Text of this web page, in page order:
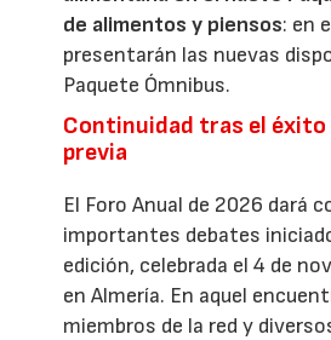
de alimentos y piensos: en
presentarán las nuevas
Paquete Ómnibus.
Continuidad tras el éxito
previa
El Foro Anual de 2026 dará
importantes debates
edición, celebrada el 4 de
en Almería. En aquel
miembros de la red y